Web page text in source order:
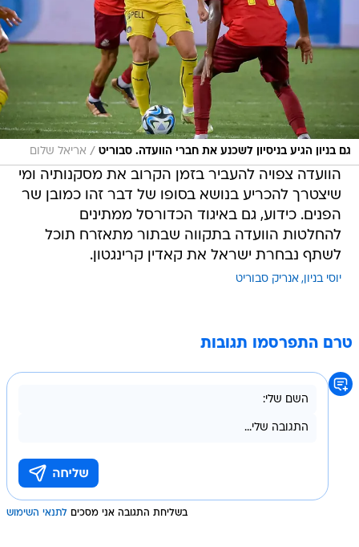
גם בניון הגיע בניסיון לשכנע את חברי הוועדה. סבוריט / אריאל שלום
הוועדה צפויה להעביר בזמן הקרוב את מסקנותיה ומי
שיצטרך להכריע בנושא בסופו של דבר זהו כמובן שר
הפנים. כידוע, גם באיגוד הכדורסל ממתינים
להחלטות הוועדה בתקווה שבתור מתאזרח תוכל
לשתף נבחרת ישראל את קאדין קרינגטון.
יוסי בניון אנריק סבוריט
טרם התפרסמו תגובות
בשליחת התגובה אני מסכים לתנאי השימוש